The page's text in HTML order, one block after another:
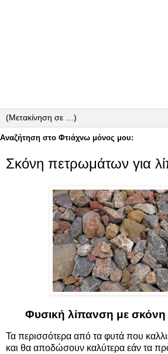
Αναζήτηση στο Φτιάχνω μόνος μου:
Σκόνη πετρωμάτων για
Φυσική λίπανση με
Τα περισσότερα από τα φυτά που
και θα αποδώσουν καλύτερα εάν τα